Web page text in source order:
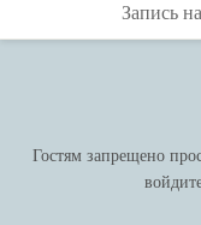
Запись
Гостям запрещено